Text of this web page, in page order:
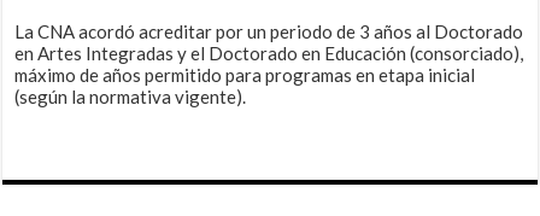
La CNA acordó acreditar por un periodo de 3 años al Doctorado
en Artes Integradas y el Doctorado en Educación (consorciado),
máximo de años permitido para programas en etapa inicial
(según la normativa vigente).